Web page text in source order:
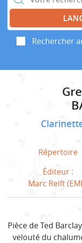
Rechercher
Répertoire
Éditeur :
Marc Reift
Pièce de Ted
velouté du